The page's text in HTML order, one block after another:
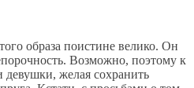
образа поистине велико. Он
Возможно, поэтому к
девушки, желая сохранить